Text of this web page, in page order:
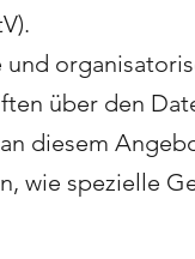
über den
diesem
wie spezielle